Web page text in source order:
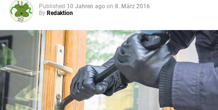
Published 10 Jahren ago on 8. März 2016
By Redaktion